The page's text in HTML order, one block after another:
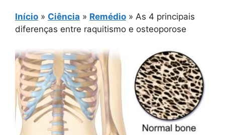
Início » Ciência » Remédio » As 4 principais
diferenças entre raquitismo e osteoporose